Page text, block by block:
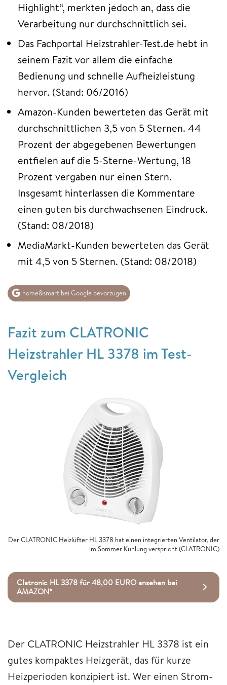
Highlight“, merkten jedoch an, dass die
Verarbeitung nur durchschnittlich sei.
Das Fachportal Heizstrahler-Test.de hebt in
seinem Fazit vor allem die einfache
Bedienung und schnelle Aufheizleistung
hervor. (Stand: 06/2016)
Amazon-Kunden bewerteten das Gerät mit
durchschnittlichen 3,5 von 5 Sternen. 44
Prozent der abgegebenen Bewertungen
entfielen auf die 5-Sterne-Wertung, 18
Prozent vergaben nur einen Stern.
Insgesamt hinterlassen die Kommentare
einen guten bis durchwachsenen Eindruck.
(Stand: 08/2018)
MediaMarkt-Kunden bewerteten das Gerät
mit 4,5 von 5 Sternen. (Stand: 08/2018)
home&smart bei Google bevorzugen
Fazit zum CLATRONIC
Heizstrahler HL 3378 im Test-
Vergleich
Der CLATRONIC Heizlüfter HL 3378 hat einen integrierten Ventilator, der
im Sommer Kühlung verspricht (CLATRONIC)
Clatronic HL 3378 für 48,00 EURO ansehen bei
AMAZON*
Der CLATRONIC Heizstrahler HL 3378 ist ein
gutes kompaktes Heizgerät, das für kurze
Heizperioden konzipiert ist. Wer einen Strom-